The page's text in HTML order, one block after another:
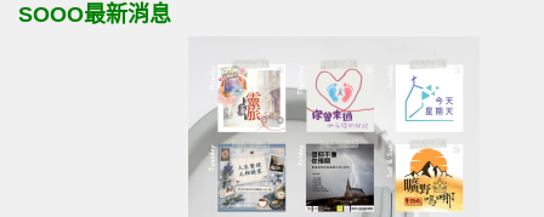
SOOO最新消息